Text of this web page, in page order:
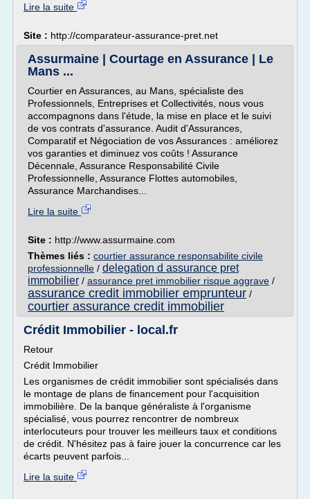
Lire la suite
Site : http://comparateur-assurance-pret.net
Assurmaine | Courtage en Assurance | Le
Mans ...
Courtier en Assurances, au Mans, spécialiste des
Professionnels, Entreprises et Collectivités, nous vous
accompagnons dans l'étude, la mise en place et le suivi
de vos contrats d'assurance. Audit d'Assurances,
Comparatif et Négociation de vos Assurances : améliorez
vos garanties et diminuez vos coûts ! Assurance
Décennale, Assurance Responsabilité Civile
Professionnelle, Assurance Flottes automobiles,
Assurance Marchandises...
Lire la suite
Site : http://www.assurmaine.com
Thèmes liés : courtier assurance responsabilite civile
professionnelle / delegation d assurance pret
immobilier / assurance pret immobilier risque aggrave /
assurance credit immobilier emprunteur /
courtier assurance credit immobilier
Crédit Immobilier - local.fr
Retour
Crédit Immobilier
Les organismes de crédit immobilier sont spécialisés dans
le montage de plans de financement pour l'acquisition
immobilière. De la banque généraliste à l'organisme
spécialisé, vous pourrez rencontrer de nombreux
interlocuteurs pour trouver les meilleurs taux et conditions
de crédit. N'hésitez pas à faire jouer la concurrence car les
écarts peuvent parfois...
Lire la suite